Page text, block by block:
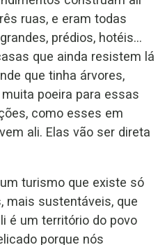
ruas, e eram todas
prédios, hotéis…
que ainda resistem lá
que tinha árvores,
poeira para essas
como esses em
ali. Elas vão ser direta
turismo que existe só
mais sustentáveis, que
é um território do povo
porque nós